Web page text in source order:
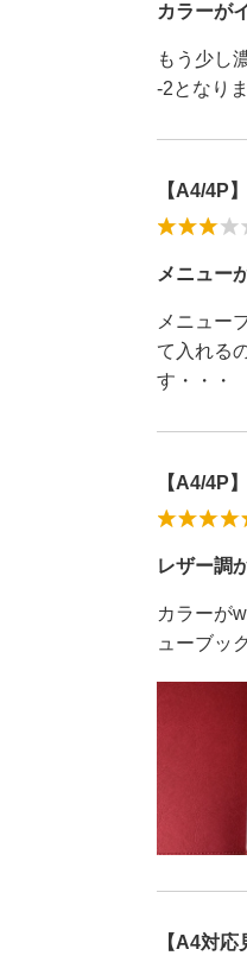
カラーが
もう少し
-2となり
【A4/4P
メニュー
メニュー
て入れる
す・・・
【A4/4P
レザー調
カラーが
ューブッ
【A4対